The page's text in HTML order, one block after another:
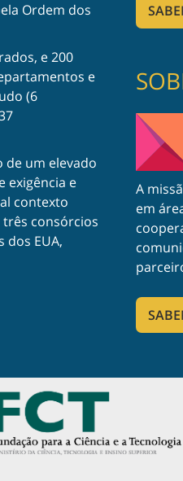
Ordem dos
e 200
e
(6
de um elevado
exigência e
contexto
consórcios
EUA,
A
em